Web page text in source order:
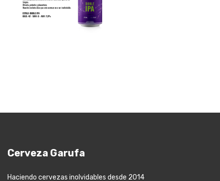
Cerveza Garufa
Haciendo cervezas inolvidables desde 2014